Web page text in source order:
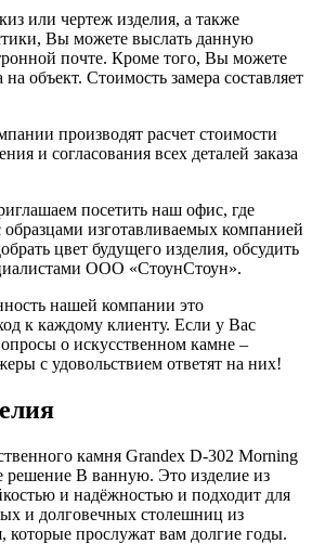
или чертеж изделия, а также
Вы можете выслать данную
почте. Кроме того, Вы можете
объект. Стоимость замера составляет
производят расчет стоимости
и согласования всех деталей заказа
посетить наш офис, где
изготавливаемых компанией
цвет будущего изделия, обсудить
ООО «СтоунСтоун».
нашей компании это
к каждому клиенту. Если у Вас
о искусственном камне –
с удовольствием ответят на них!
камня Grandex D-302 Morning
решение В ванную. Это изделие из
и надёжностью и подходит для
и долговечных столешниц из
которые прослужат вам долгие годы.